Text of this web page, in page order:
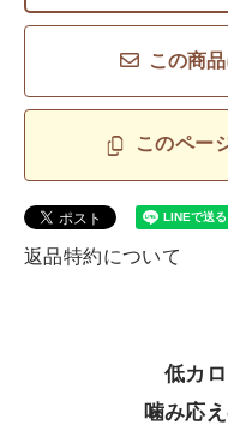
この商
このペー
返品特約について
低カ
噛み応